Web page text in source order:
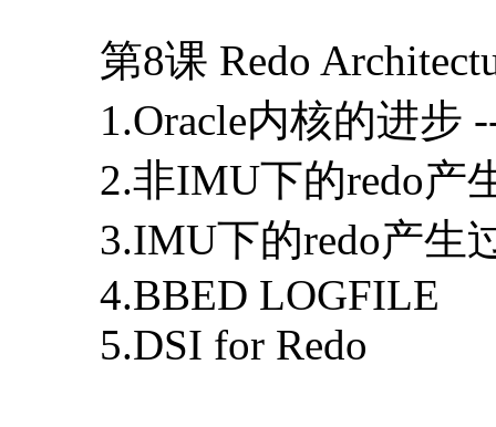
第8课 Redo
1.Oracle内核的进步
2.非IMU下的redo产
3.IMU下的redo产生
4.BBED LOGFILE
5.DSI for Redo